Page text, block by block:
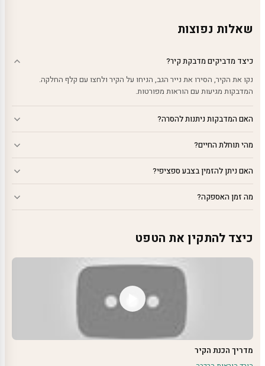
שאלות נפוצות
כיצד מדביקים מדבקת קיר?
נקו את הקיר, הסירו את נייר הגב, הניחו על הקיר ולחצו עם קלף החלקה.
המדבקות מגיעות עם הוראות מפורטות.
האם המדבקות ניתנות להסרה?
מהי תוחלת החיים?
האם ניתן להזמין בצבע ספציפי?
מה זמן האספקה?
כיצד להתקין את הטפט
מדריך הכנת הקיר